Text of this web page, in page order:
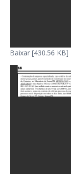
Baixar [430.56 KB]